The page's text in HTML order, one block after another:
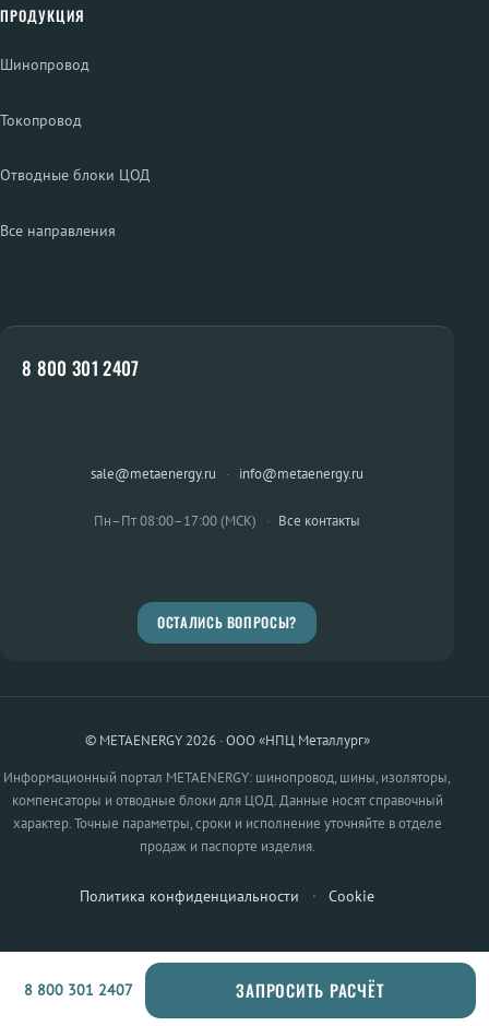
ПРОДУКЦИЯ
Шинопровод
Токопровод
Отводные блоки ЦОД
Все направления
8 800 301 2407
sale@metaenergy.ru · info@metaenergy.ru
Пн–Пт 08:00–17:00 (МСК) · Все контакты
ОСТАЛИСЬ ВОПРОСЫ?
© METAENERGY 2026 · ООО «НПЦ Металлург»
Информационный портал METAENERGY: шинопровод, шины, изоляторы,
компенсаторы и отводные блоки для ЦОД. Данные носят справочный
характер. Точные параметры, сроки и исполнение уточняйте в отделе
продаж и паспорте изделия.
Политика конфиденциальности · Cookie
8 800 301 2407 ЗАПРОСИТЬ РАСЧЁТ